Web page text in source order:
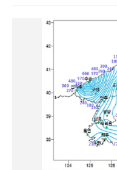
기술팀 박경희 02-
풍 곤파스에 대한 3가
물은 "공공누리" 출처
이용 할 수 있습니다.
는데 많은 도움이 될
기자로 위촉되면 향
31)동안 현장탐방, 스
국민의 눈높이에서 글·
작, 온라인 회의 및 오
동보고 및 홍보 아이디
동기간 동안 소정의 활
양한 정보 및 기상청 관
다. 접수기간은 2010